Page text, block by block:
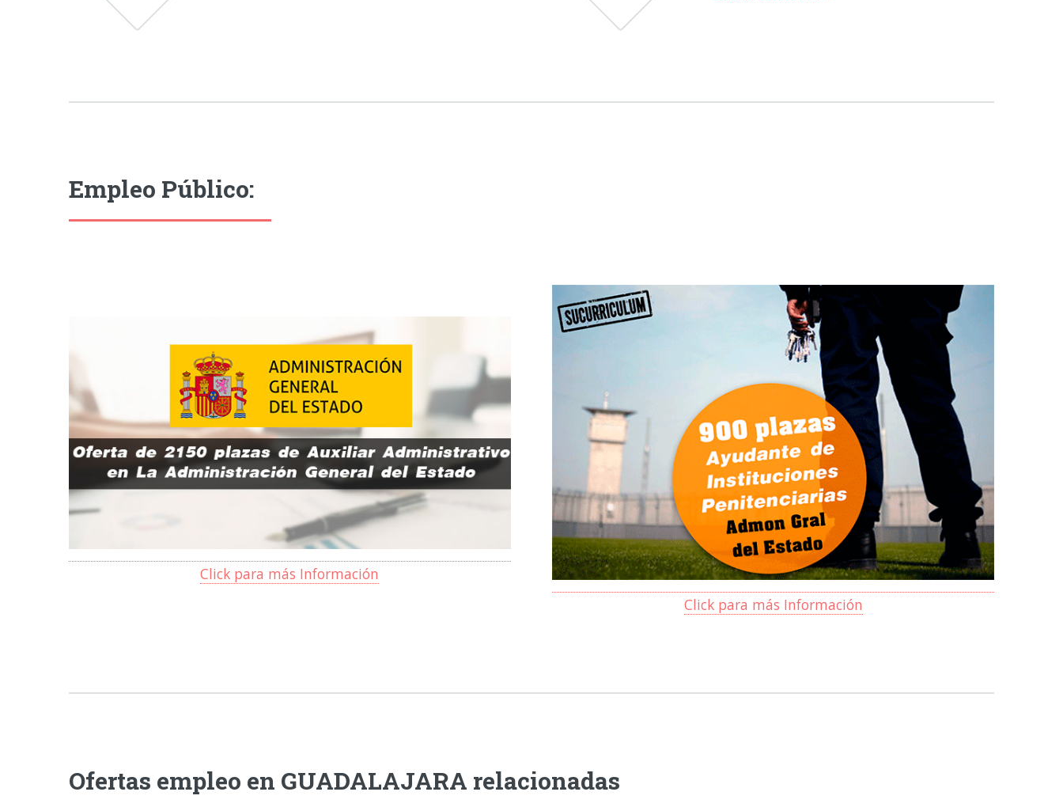
Empleo Público:
Click para más Información
Click para más Información
Ofertas empleo en GUADALAJARA relacionadas